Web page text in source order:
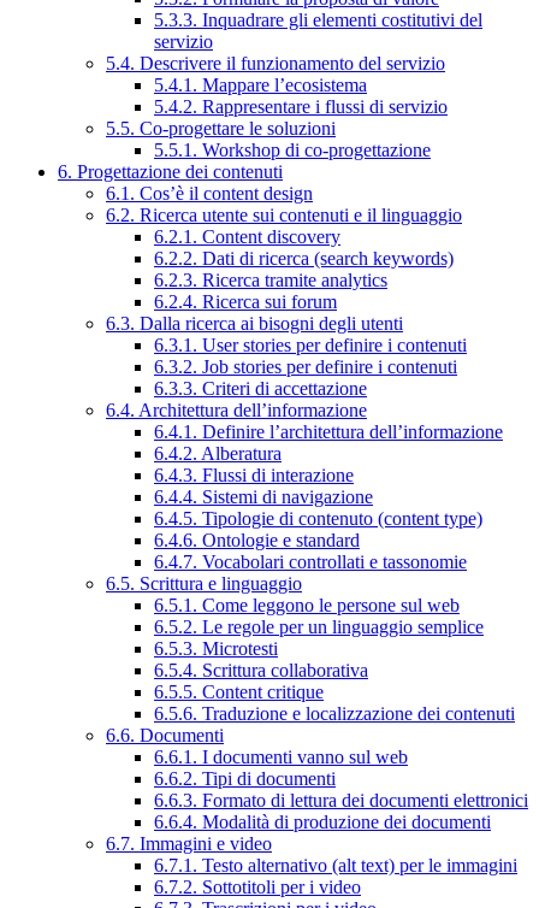
5.3.3. Inquadrare gli elementi costitutivi del
servizio
5.4. Descrivere il funzionamento del servizio
5.4.1. Mappare l’ecosistema
5.4.2. Rappresentare i flussi di servizio
5.5. Co-progettare le soluzioni
5.5.1. Workshop di co-progettazione
6. Progettazione dei contenuti
6.1. Cos’è il content design
6.2. Ricerca utente sui contenuti e il linguaggio
6.2.1. Content discovery
6.2.2. Dati di ricerca (search keywords)
6.2.3. Ricerca tramite analytics
6.2.4. Ricerca sui forum
6.3. Dalla ricerca ai bisogni degli utenti
6.3.1. User stories per definire i contenuti
6.3.2. Job stories per definire i contenuti
6.3.3. Criteri di accettazione
6.4. Architettura dell’informazione
6.4.1. Definire l’architettura dell’informazione
6.4.2. Alberatura
6.4.3. Flussi di interazione
6.4.4. Sistemi di navigazione
6.4.5. Tipologie di contenuto (content type)
6.4.6. Ontologie e standard
6.4.7. Vocabolari controllati e tassonomie
6.5. Scrittura e linguaggio
6.5.1. Come leggono le persone sul web
6.5.2. Le regole per un linguaggio semplice
6.5.3. Microtesti
6.5.4. Scrittura collaborativa
6.5.5. Content critique
6.5.6. Traduzione e localizzazione dei contenuti
6.6. Documenti
6.6.1. I documenti vanno sul web
6.6.2. Tipi di documenti
6.6.3. Formato di lettura dei documenti elettronici
6.6.4. Modalità di produzione dei documenti
6.7. Immagini e video
6.7.1. Testo alternativo (alt text) per le immagini
6.7.2. Sottotitoli per i video